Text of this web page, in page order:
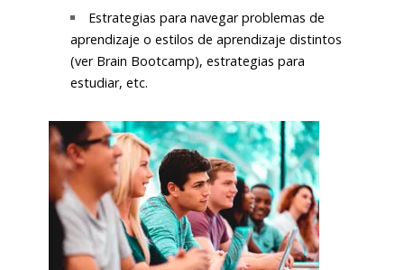
Estrategias para navegar problemas de
aprendizaje o estilos de aprendizaje distintos
(ver Brain Bootcamp), estrategias para
estudiar, etc.